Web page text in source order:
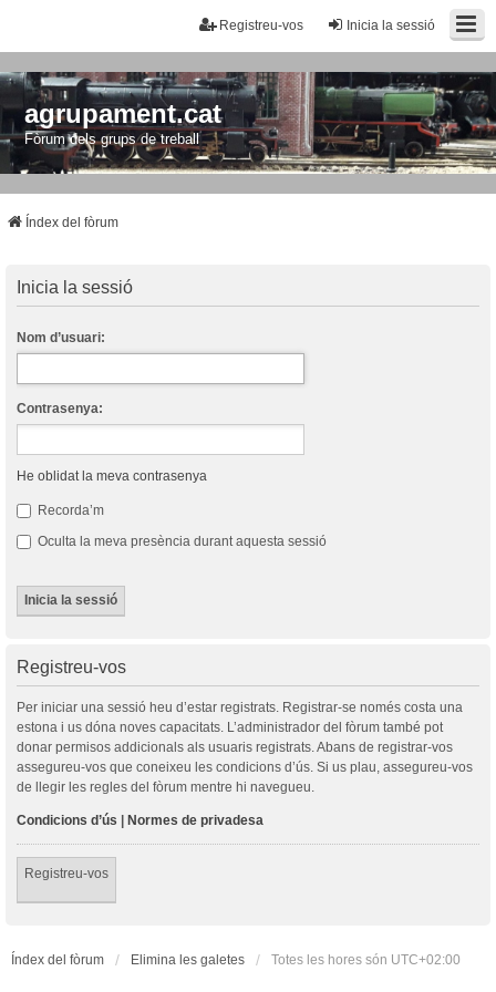
Inicia la sessió
Registreu-vos
agrupament.cat
Fòrum dels grups de treball
Índex del fòrum
Inicia la sessió
Nom d’usuari:
Contrasenya:
He oblidat la meva contrasenya
Recorda’m
Oculta la meva presència durant aquesta sessió
Registreu-vos
Per iniciar una sessió heu d’estar registrats. Registrar-se només costa una
estona i us dóna noves capacitats. L’administrador del fòrum també pot
donar permisos addicionals als usuaris registrats. Abans de registrar-vos
assegureu-vos que coneixeu les condicions d’ús. Si us plau, assegureu-vos
de llegir les regles del fòrum mentre hi navegueu.
Condicions d’ús | Normes de privadesa
Registreu-vos
Índex del fòrum Elimina les galetes Totes les hores són UTC+02:00